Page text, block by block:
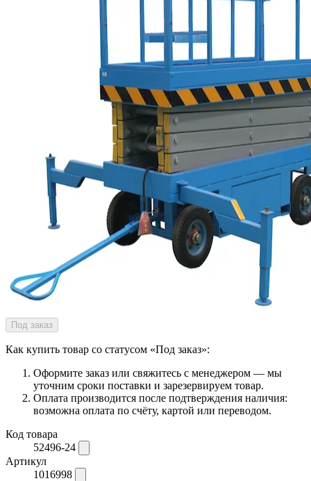
Под заказ
Как купить товар со статусом «Под заказ»:
Оформите заказ или свяжитесь с менеджером — мы
уточним сроки поставки и зарезервируем товар.
Оплата производится после подтверждения наличия:
возможна оплата по счёту, картой или переводом.
Код товара
52496-24
Артикул
1016998